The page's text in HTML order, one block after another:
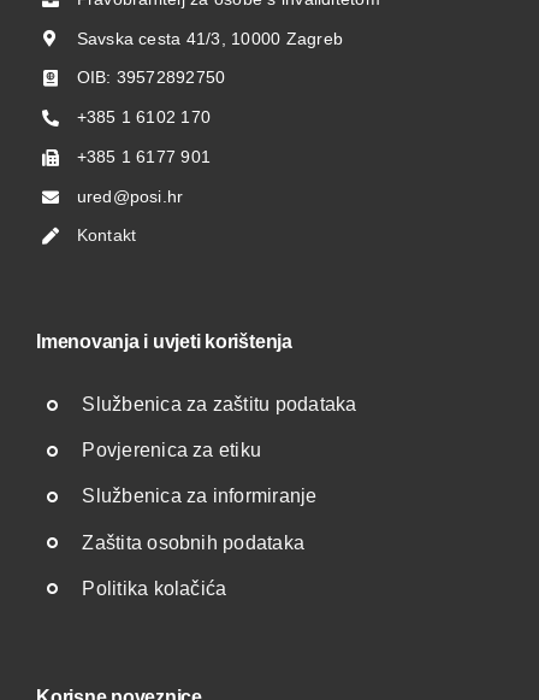
Savska cesta 41/3, 10000 Zagreb
OIB: 39572892750
+385 1 6102 170
+385 1 6177 901
ured@posi.hr
Kontakt
Imenovanja i uvjeti korištenja
Službenica za zaštitu podataka
Povjerenica za etiku
Službenica za informiranje
Zaštita osobnih podataka
Politika kolačića